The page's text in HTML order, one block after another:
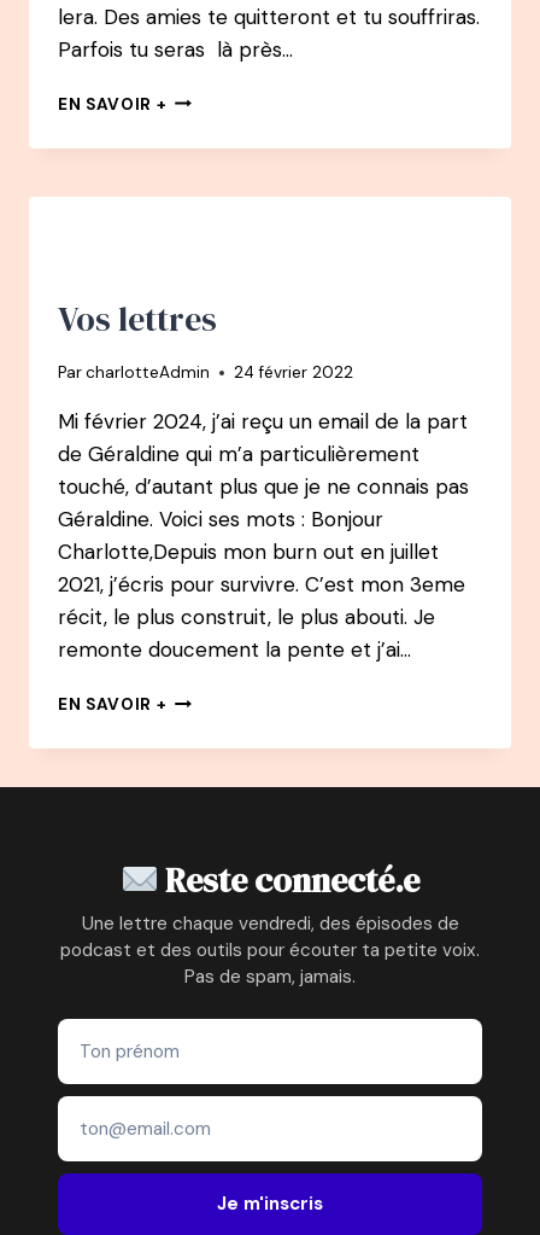
lera. Des amies te quitteront et tu souffriras.
Parfois tu seras là près…
EN SAVOIR + LETTRE
CELLE
J’ÉTAIS
GÉRALDINE
APRÈS
BURN-
OUT)
Vos lettres
ParcharlotteAdmin 24 février 2022
Mi février 2024, j’ai reçu un email de la part
de Géraldine qui m’a particulièrement
touché, d’autant plus que je ne connais pas
Géraldine. Voici ses mots : Bonjour
Charlotte,Depuis mon burn out en juillet
2021, j’écris pour survivre. C’est mon 3eme
récit, le plus construit, le plus abouti. Je
remonte doucement la pente et j’ai…
EN SAVOIR + VOS
Reste connecté.e
Une lettre chaque vendredi, des épisodes de
podcast et des outils pour écouter ta petite voix.
Pas de spam, jamais.
Je m'inscris